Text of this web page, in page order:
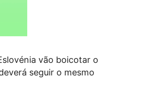
vão boicotar o
seguir o mesmo